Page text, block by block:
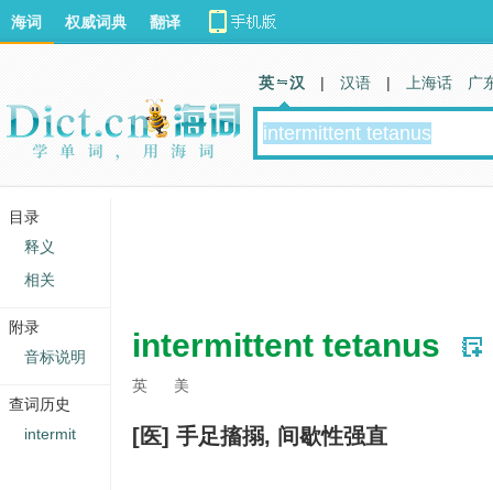
intermittent tetanus
英 美
[医] 手足搐搦, 间歇性强直
海词 权威词典 翻译
英 汉 | 汉语 | 上海话 广
目录
释义
相关
附录
音标说明
查词历史
intermit